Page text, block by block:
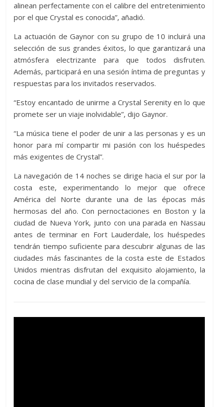
alinean perfectamente con el calibre del entretenimiento
por el que Crystal es conocida”, añadió.
La actuación de Gaynor con su grupo de 10 incluirá una
selección de sus grandes éxitos, lo que garantizará una
atmósfera electrizante para que todos disfruten.
Además, participará en una sesión íntima de preguntas y
respuestas para los invitados reservados.
“Estoy encantado de unirme a Crystal Serenity en lo que
promete ser un viaje inolvidable”, dijo Gaynor.
“La música tiene el poder de unir a las personas y es un
honor para mí compartir mi pasión con los huéspedes
más exigentes de Crystal”.
La navegación de 14 noches se dirige hacia el sur por la
costa este, experimentando lo mejor que ofrece
América del Norte durante una de las épocas más
hermosas del año. Con pernoctaciones en Boston y la
ciudad de Nueva York, junto con una parada en Nassau
antes de terminar en Fort Lauderdale, los huéspedes
tendrán tiempo suficiente para descubrir algunas de las
ciudades más fascinantes de la costa este de Estados
Unidos mientras disfrutan del exquisito alojamiento, la
cocina de clase mundial y del servicio de la compañía.